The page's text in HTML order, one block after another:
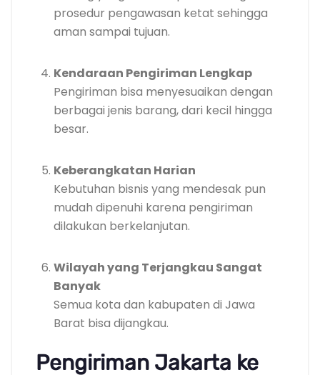
prosedur pengawasan ketat sehingga
aman sampai tujuan.
Kendaraan Pengiriman Lengkap
Pengiriman bisa menyesuaikan dengan
berbagai jenis barang, dari kecil hingga
besar.
Keberangkatan Harian
Kebutuhan bisnis yang mendesak pun
mudah dipenuhi karena pengiriman
dilakukan berkelanjutan.
Wilayah yang Terjangkau Sangat
Banyak
Semua kota dan kabupaten di Jawa
Barat bisa dijangkau.
Pengiriman Jakarta ke